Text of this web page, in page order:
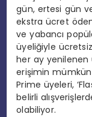
gün, ertesi gün
ekstra ücret
ve yabancı
üyeliğiyle
her ay yenilenen
erişimin mümkün
Prime üyeleri,
belirli
olabiliyor.